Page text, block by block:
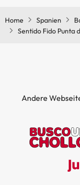
Home
Spanien
Sentido Fido Punta
Andere